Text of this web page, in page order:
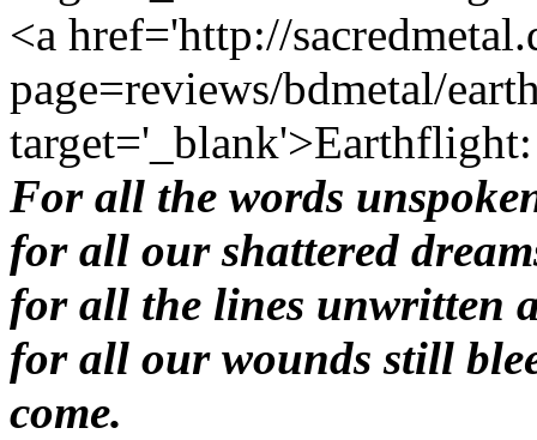
<a href='http://
page=reviews/bdmetal/
For all the words
for all our shattered
for all the lines unwritten
for all our wounds still
come.